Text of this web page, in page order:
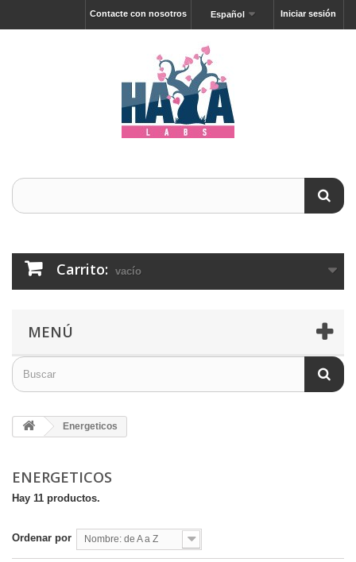
Iniciar sesión
Español
Contacte con nosotros
Carrito: vacío
MENÚ
Energeticos
ENERGETICOS
Hay 11 productos.
Ordenar por Nombre: de A a Z